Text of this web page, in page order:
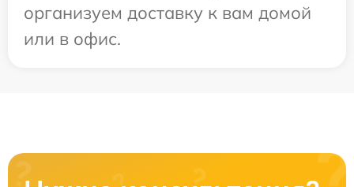
организуем доставку к вам домой
или в офис.